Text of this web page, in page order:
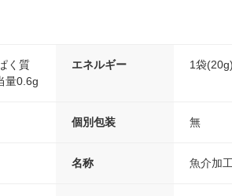
く質
量0.6g
エネルギー 1袋
個別包装 無
名称 魚介加